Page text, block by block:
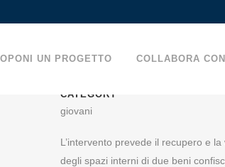
UN PROGETTO COLLABORA CON
CATEGORY
giovani
L’intervento prevede il recupero e
degli spazi interni di due beni